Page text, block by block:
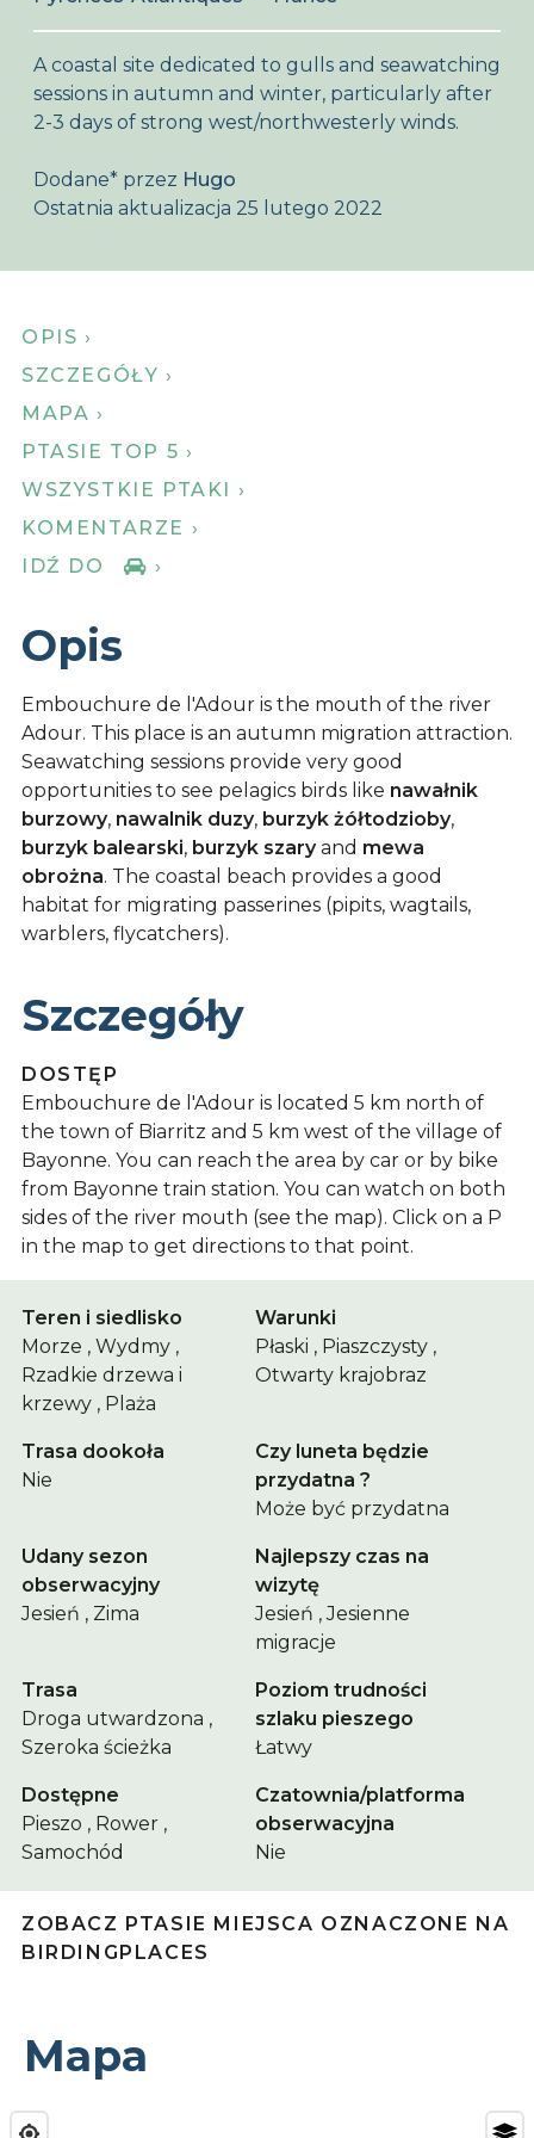
O Birdingplaces
Sklep internetowy
Home
A coastal site dedicated to gulls and seawatching
sessions in autumn and winter, particularly after
2-3 days of strong west/northwesterly winds.
Dodane* przez Hugo
Ostatnia aktualizacja 25 lutego 2022
OPIS ›
SZCZEGÓŁY ›
MAPA ›
PTASIE TOP 5 ›
WSZYSTKIE PTAKI ›
KOMENTARZE ›
IDŹ DO
›
Opis
Embouchure de l'Adour is the mouth of the river
Adour. This place is an autumn migration attraction.
Seawatching sessions provide very good
opportunities to see pelagics birds like nawałnik
burzowy, nawalnik duzy, burzyk żółtodzioby,
burzyk balearski, burzyk szaryand mewa
obrożna. The coastal beach provides a good
habitat for migrating passerines (pipits, wagtails,
warblers, flycatchers).
Szczegóły
DOSTĘP
Embouchure de l'Adour is located 5 km north of
the town of Biarritz and 5 km west of the village of
Bayonne. You can reach the area by car or by bike
from Bayonne train station. You can watch on both
sides of the river mouth (see the map). Click on a P
in the map to get directions to that point.
Teren i siedlisko
Morze , Wydmy ,
Rzadkie drzewa i
krzewy , Plaża
Warunki
Płaski , Piaszczysty ,
Otwarty krajobraz
Trasa dookoła
Nie
Czy luneta będzie
przydatna ?
Może być przydatna
Udany sezon
obserwacyjny
Jesień , Zima
Najlepszy czas na
wizytę
Jesień , Jesienne
migracje
Trasa
Droga utwardzona ,
Szeroka ścieżka
Poziom trudności
szlaku pieszego
Łatwy
Dostępne
Pieszo , Rower ,
Samochód
Czatownia/platforma
obserwacyjna
Nie
ZOBACZ PTASIE MIEJSCA OZNACZONE NA
BIRDINGPLACES
Mapa